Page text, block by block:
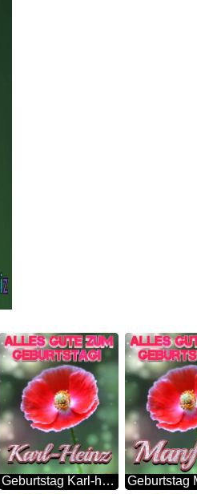
Geburtstag Karl-heinz Blue Poppy Card Background